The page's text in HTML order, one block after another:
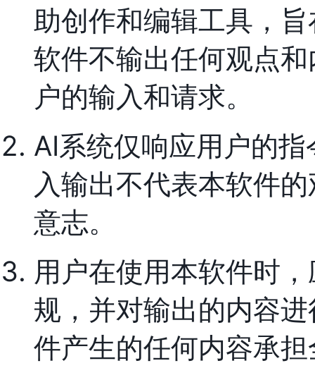
助创作和编辑工具，
软件不输出任何观点
户的输入和请求。
AI系统仅响应用户的
入输出不代表本软件
意志。
用户在使用本软件时
规，并对输出的内容
件产生的任何内容承